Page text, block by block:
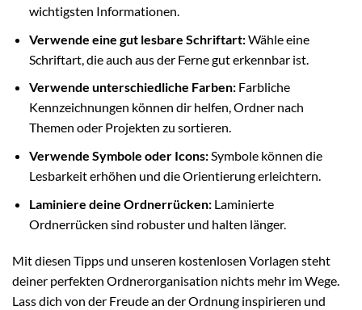
wichtigsten Informationen.
Verwende eine gut lesbare Schriftart:Wähle eine
Schriftart, die auch aus der Ferne gut erkennbar ist.
Verwende unterschiedliche Farben:Farbliche
Kennzeichnungen können dir helfen, Ordner nach
Themen oder Projekten zu sortieren.
Verwende Symbole oder Icons:Symbole können die
Lesbarkeit erhöhen und die Orientierung erleichtern.
Laminiere deine Ordnerrücken:Laminierte
Ordnerrücken sind robuster und halten länger.
Mit diesen Tipps und unseren kostenlosen Vorlagen steht
deiner perfekten Ordnerorganisation nichts mehr im Wege.
Lass dich von der Freude an der Ordnung inspirieren und